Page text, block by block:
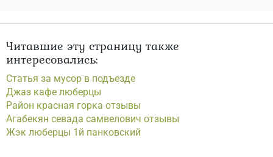
Читавшие эту страницу также
интересовались:
Статья за мусор в подъезде
Джаз кафе люберцы
Район красная горка отзывы
Агабекян севада самвелович отзывы
Жэк люберцы 1й панковский